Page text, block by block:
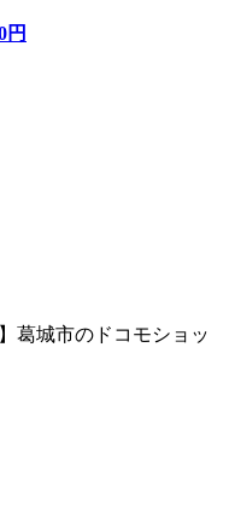
円
葛城市のドコモショッ